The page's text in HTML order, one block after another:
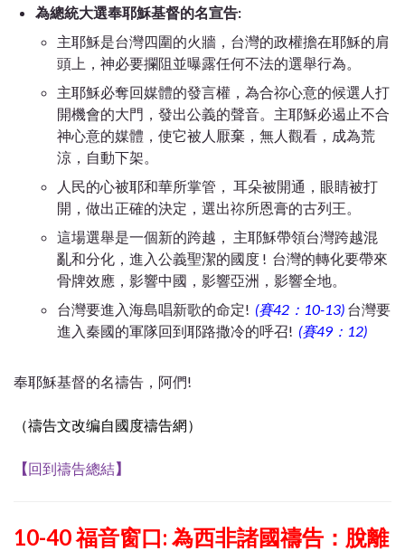
為總統大選奉耶穌基督的名宣告:
主耶穌是台灣四圍的火牆，台灣的政權擔在耶穌的肩
頭上，神必要攔阻並曝露任何不法的選舉行為。
主耶穌必奪回媒體的發言權，為合祢心意的候選人打
開機會的大門，發出公義的聲音。主耶穌必遏止不合
神心意的媒體，使它被人厭棄，無人觀看，成為荒
涼，自動下架。
人民的心被耶和華所掌管， 耳朵被開通，眼睛被打
開，做出正確的決定，選出祢所恩膏的古列王。
這場選舉是一個新的跨越， 主耶穌帶領台灣跨越混
亂和分化，進入公義聖潔的國度 ! 台灣的轉化要帶來
骨牌效應，影響中國，影響亞洲，影響全地。
台灣要進入海島唱新歌的命定! (賽42：10-13) 台灣要
進入秦國的軍隊回到耶路撒冷的呼召! (賽49：12)
奉耶穌基督的名禱告，阿們!
（禱告文改编自國度禱告網）
【回到禱告總結】
10-40 福音窗口: 為西非諸國禱告：脫離